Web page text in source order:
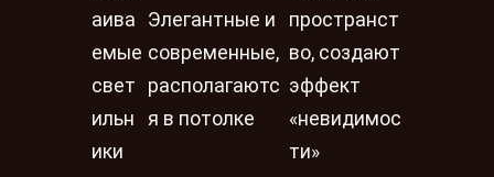
аива
емые
свет
ильн
ики
Элегантные и
современные,
располагаютс
я в потолке
пространст
во, создают
эффект
«невидимос
ти»